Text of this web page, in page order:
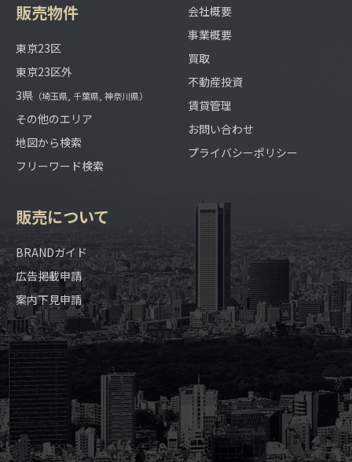
販売物件
東京23区
東京23区外
3県 （埼玉県, 千葉県, 神奈川県）
その他のエリア
地図から検索
フリーワード検索
販売について
BRANDガイド
広告掲載申請
案内下見申請
会社概要
事業概要
買取
不動産投資
賃貸管理
お問い合わせ
プライバシーポリシー